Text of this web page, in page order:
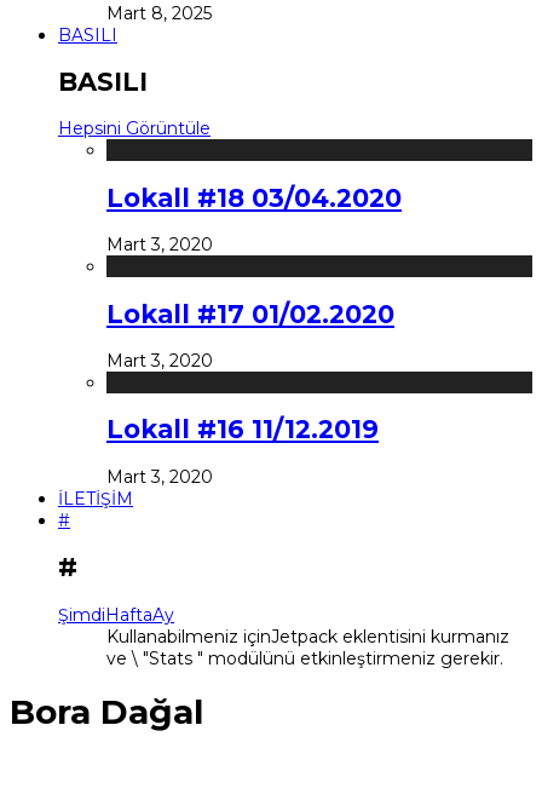
Mart 8, 2025
BASILI
BASILI
Hepsini Görüntüle
Lokall #18 03/04.2020
Mart 3, 2020
Lokall #17 01/02.2020
Mart 3, 2020
Lokall #16 11/12.2019
Mart 3, 2020
İLETİŞİM
#
#
ŞimdiHaftaAy
Kullanabilmeniz içinJetpack eklentisini kurmanız
ve \ "Stats " modülünü etkinleştirmeniz gerekir.
Bora Dağal